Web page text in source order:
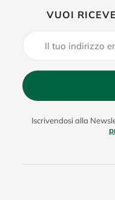
VUOI
Iscrivendosi alla